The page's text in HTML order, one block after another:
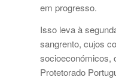
em progresso.
Isso leva à
sangrento, cujos
socioeconómicos,
Protetorado